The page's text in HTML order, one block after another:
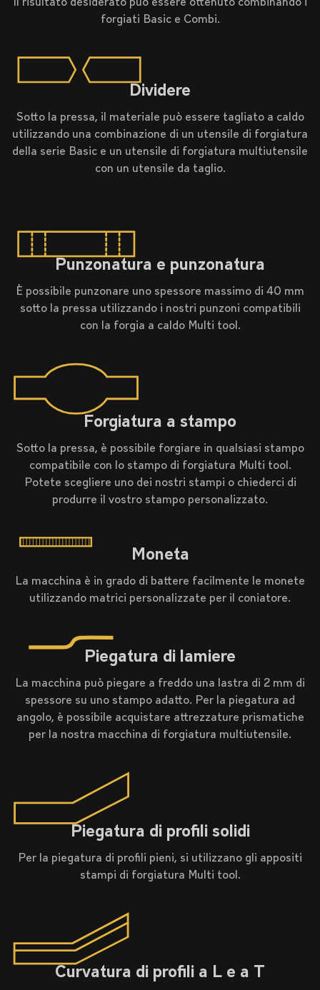
forgiati Basic e Combi.
Dividere
Sotto la pressa, il materiale può essere tagliato a caldo
utilizzando una combinazione di un utensile di forgiatura
della serie Basic e un utensile di forgiatura multiutensile
con un utensile da taglio.
Punzonatura e punzonatura
È possibile punzonare uno spessore massimo di 40 mm
sotto la pressa utilizzando i nostri punzoni compatibili
con la forgia a caldo Multi tool.
Forgiatura a stampo
Sotto la pressa, è possibile forgiare in qualsiasi stampo
compatibile con lo stampo di forgiatura Multi tool.
Potete scegliere uno dei nostri stampi o chiederci di
produrre il vostro stampo personalizzato.
Moneta
La macchina è in grado di battere facilmente le monete
utilizzando matrici personalizzate per il coniatore.
Piegatura di lamiere
La macchina può piegare a freddo una lastra di 2 mm di
spessore su uno stampo adatto. Per la piegatura ad
angolo, è possibile acquistare attrezzature prismatiche
per la nostra macchina di forgiatura multiutensile.
Piegatura di profili solidi
Per la piegatura di profili pieni, si utilizzano gli appositi
stampi di forgiatura Multi tool.
Curvatura di profili a L e a T